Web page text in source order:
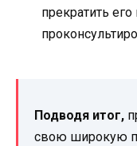
прекратить
Подводя итог,
свою широкую